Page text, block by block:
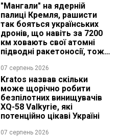
"Мангали" на ядерній
палиці Кремля, рашисти
так бояться українських
дронів, що навіть за 7200
км ховають свої атомні
підводні ракетоносії, тож
07 серпень 2026
Kratos назвав скільки
може щорічно робити
безпілотних винищувачів
XQ-58 Valkyrie, які
потенційно цікаві Україні
07 серпень 2026